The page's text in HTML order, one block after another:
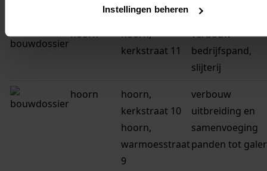
Instellingen beheren
en bovenwoning
hoorn
hoorn,
kerkstraat 11
verbouw
bedrijfspand,
slijterij
hoorn
hoorn,
kerkstraat 10
hoorn,
warmoesstraat
9
verbouw
uitbreiding en
samenvoeging
panden tot